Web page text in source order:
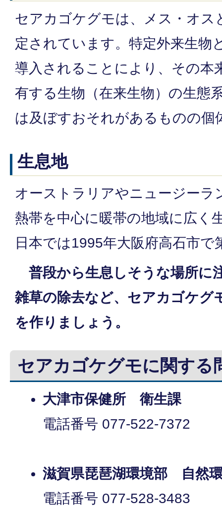
セアカゴケグモは、メス・オス
定されています。特定外来生物
導入されることにより、その本
有する生物（在来生物）の生態
は及ぼすおそれがあるものの個
生息地
オーストラリアやニュージーラ
熱帯を中心に暖帯の地域に広く
日本では1995年大阪府高石市で
普段から生息しそうな場所に
雑草の除去など、セアカゴケグ
を作りましょう。
セアカゴケグモに関する
大津市保健所 衛生課
電話番号 077-522-7372
滋賀県琵琶湖環境部 自然
電話番号 077-528-3483